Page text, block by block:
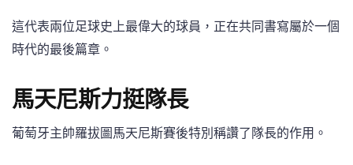
這代表兩位足球史上最偉大的球員，正在共同書寫屬於一個
時代的最後篇章。
馬天尼斯力挺隊長
葡萄牙主帥羅拔圖馬天尼斯賽後特別稱讚了隊長的作用。